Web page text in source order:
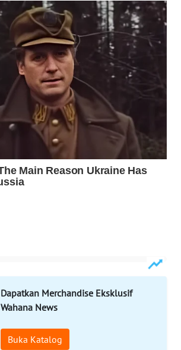
Dapatkan Merchandise Eksklusif
Wahana News
Buka Katalog